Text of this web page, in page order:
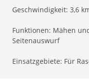
Geschwindigkeit: 3,6
Funktionen: Mähen
Seitenauswurf
Einsatzgebiete: Für